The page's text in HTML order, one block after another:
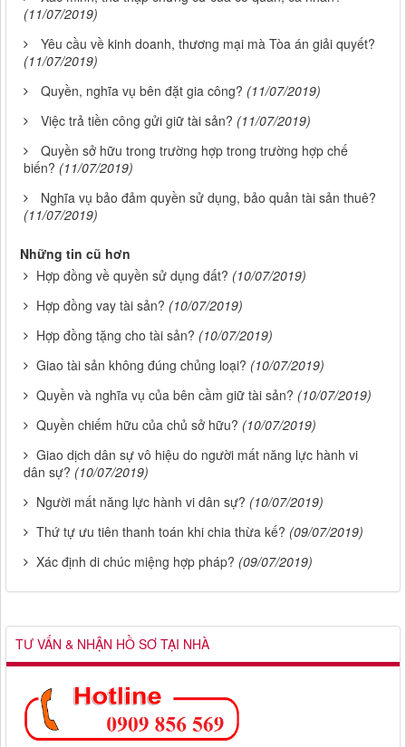
(11/07/2019)
Yêu cầu về kinh doanh, thương mại mà Tòa án giải quyết?
(11/07/2019)
Quyền, nghĩa vụ bên đặt gia công? (11/07/2019)
Việc trả tiền công gửi giữ tài sản? (11/07/2019)
Quyền sở hữu trong trường hợp trong trường hợp chế
biến? (11/07/2019)
Nghĩa vụ bảo đảm quyền sử dụng, bảo quản tài sản thuê?
(11/07/2019)
Những tin cũ hơn
Hợp đồng về quyền sử dụng đất? (10/07/2019)
Hợp đồng vay tài sản? (10/07/2019)
Hợp đồng tặng cho tài sản? (10/07/2019)
Giao tài sản không đúng chủng loại? (10/07/2019)
Quyền và nghĩa vụ của bên cầm giữ tài sản? (10/07/2019)
Quyền chiếm hữu của chủ sở hữu? (10/07/2019)
Giao dịch dân sự vô hiệu do người mất năng lực hành vi
dân sự? (10/07/2019)
Người mất năng lực hành vi dân sự? (10/07/2019)
Thứ tự ưu tiên thanh toán khi chia thừa kế? (09/07/2019)
Xác định di chúc miệng hợp pháp? (09/07/2019)
TƯ VẤN & NHẬN HỒ SƠ TẠI NHÀ